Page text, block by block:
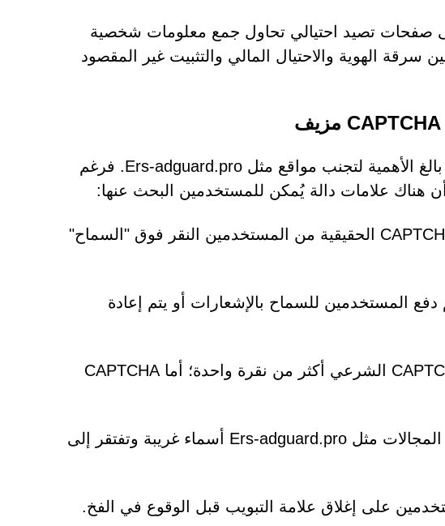
صفحات تصيد احتيالي تحاول جمع معلومات شخصية
سرقة الهوية والاحتيال المالي والتثبيت غير المقصود
يُعدّ التعرّف على أسئلة CAPTCHA المزيفة أمرًا بالغ الأهمية لتجنب مواقع مثل Ers-adguard.pro. فرغم
: لا تطلب نماذج CAPTCHA الحقيقية من المستخدمين النقر فوق "السماح"
دفع المستخدمين للسماح بالإشعارات أو يتم إعادة
: عادةً ما يتطلب CAPTCHA الشرعي أكثر من نقرة واحدة؛ أما CAPTCHA
: غالبًا ما تحمل المجالات مثل Ers-adguard.pro أسماء غريبة وتفتقر إلى
على إغلاق علامة التبويب قبل الوقوع في الفخ.